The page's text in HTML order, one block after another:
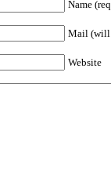
Name
Mail (will
Website